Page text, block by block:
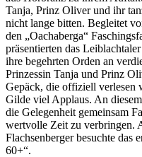
Tanja, Prinz Oliver und ihr
nicht lange bitten. Begleitet
den „Oachaberga“
präsentierten das
ihre begehrten Orden an
Prinzessin Tanja und Prinz
Gepäck, die offiziell verlesen
Gilde viel Applaus. An
die Gelegenheit gemeinsam
wertvolle Zeit zu verbringen.
Flachsenberger besuchte das
60+“.